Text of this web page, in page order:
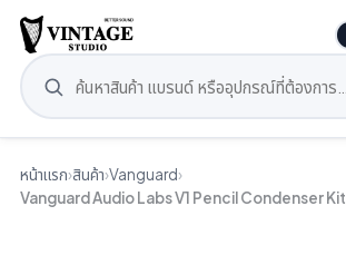
หน้าแรก›สินค้า›Vanguard›
Vanguard Audio Labs V1 Pencil Condenser Kit